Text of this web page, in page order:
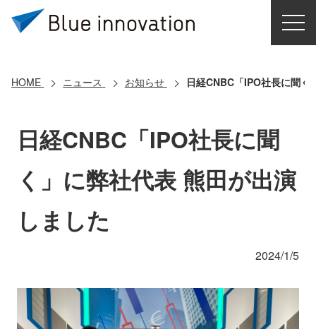
導入事例
コアテクノロジー
クラウドモビリティ研究所
お問い合わせ
HOME ニュース お知らせ 日経CNBC「IPO社長に聞
日経CNBC「IPO社長に聞
く」に弊社代表 熊田が出演
しました
2024/1/5